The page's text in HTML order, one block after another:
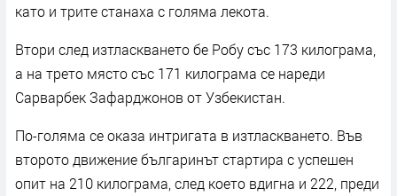
като и трите станаха с голяма лекота.
Втори след изтласкването бе Робу със 173 килограма,
а на трето място със 171 килограма се нареди
Сарварбек Зафарджонов от Узбекистан.
По-голяма се оказа интригата в изтласкването. Във
второто движение българинът стартира с успешен
опит на 210 килограма, след което вдигна и 222, преди